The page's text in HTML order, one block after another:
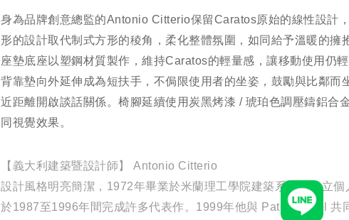
身為品牌創意總監的Antonio Citterio保留Caratos原始的線性設計
形的設計取代制式方形的稜角，柔化整體氛圍，如同給予溫暖的擁
座墊底座以塑鋼材質製作，維持Caratos的輕量感，讓移動使用仍
背靠墊向外延伸成為短扶手，不侷限使用者的坐姿，鼓勵與比鄰而
近距離開啟談話關係。椅腳延續使用炭黑烤漆 / 琥珀色調壓鑄鋁合
同視覺效果。
【義大利建築暨設計師】 Antonio Citterio
設計風格明亮簡潔，1972年畢業於米蘭理工學院建築系，即設立個
於1987至1996年間完成許多代表作。1999年他與 Patricia Viel 共